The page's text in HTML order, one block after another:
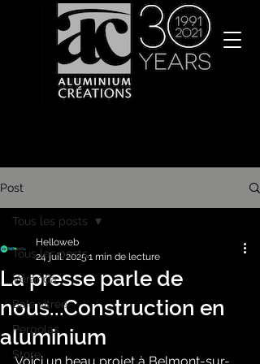
Post
Tous les posts
Véranda
Baie vitrée
Pergolas
Store
Tous les posts
La presse parle de
nous...Construction en
aluminium
Helloweb
24 juil. 20251 min de lecture